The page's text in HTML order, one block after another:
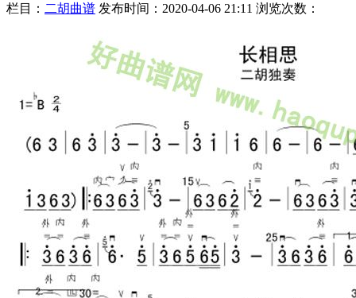
栏目： 二胡曲谱 发布时间：2020-04-06 21:11 浏览次数：